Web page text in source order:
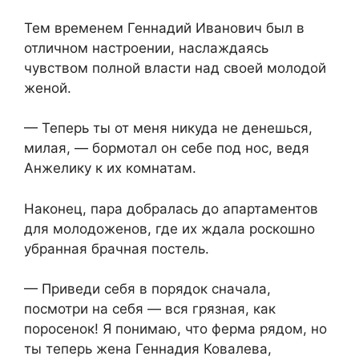
Тем временем Геннадий Иванович был в
отличном настроении, наслаждаясь
чувством полной власти над своей молодой
женой.
— Теперь ты от меня никуда не денешься,
милая, — бормотал он себе под нос, ведя
Анжелику к их комнатам.
Наконец, пара добралась до апартаментов
для молодоженов, где их ждала роскошно
убранная брачная постель.
— Приведи себя в порядок сначала,
посмотри на себя — вся грязная, как
поросенок! Я понимаю, что ферма рядом, но
ты теперь жена Геннадия Ковалева,